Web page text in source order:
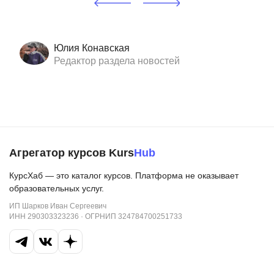
Юлия Конавская
Редактор раздела новостей
Агрегатор курсов KursHub
КурсХаб — это каталог курсов. Платформа не оказывает
образовательных услуг.
ИП Шарков Иван Сергеевич
ИНН 290303323236 · ОГРНИП 324784700251733